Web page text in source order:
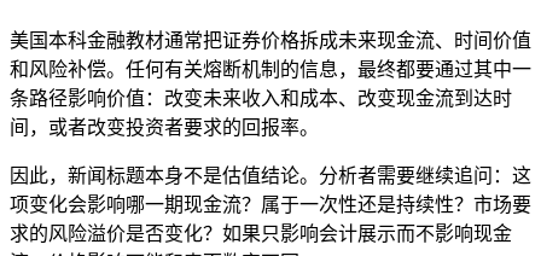
美国本科金融教材通常把证券价格拆成未来现金流、时间价值
和风险补偿。任何有关熔断机制的信息，最终都要通过其中一
条路径影响价值：改变未来收入和成本、改变现金流到达时
间，或者改变投资者要求的回报率。
因此，新闻标题本身不是估值结论。分析者需要继续追问：这
项变化会影响哪一期现金流？属于一次性还是持续性？市场要
求的风险溢价是否变化？如果只影响会计展示而不影响现金